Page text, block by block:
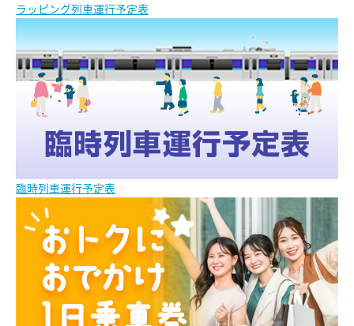
ラッピング列車運行予定表
臨時列車運行予定表